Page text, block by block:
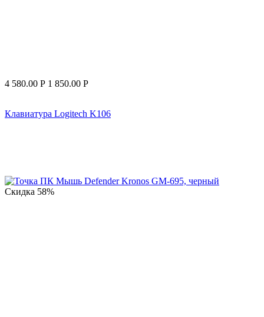
4 580.00 Р 1 850.00 Р
Клавиатура Logitech K106
Скидка 58%